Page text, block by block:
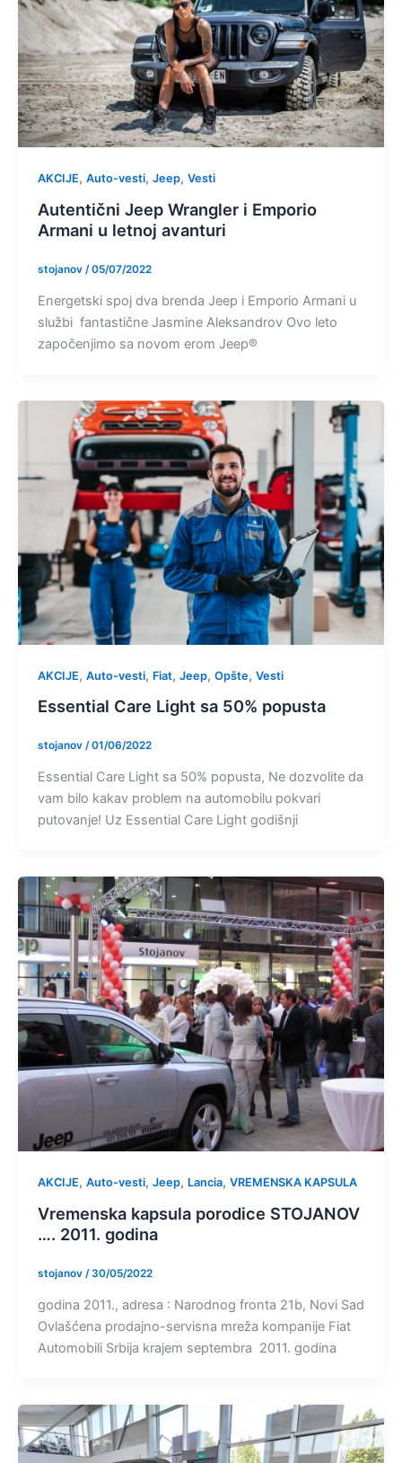
AKCIJE, Auto-vesti, Jeep, Vesti
Autentični Jeep Wrangler i Emporio
Armani u letnoj avanturi
stojanov /05/07/2022
Energetski spoj dva brenda Jeep i Emporio Armani u
službi fantastične Jasmine Aleksandrov Ovo leto
započenjimo sa novom erom Jeep®
AKCIJE, Auto-vesti, Fiat, Jeep, Opšte, Vesti
Essential Care Light sa 50% popusta
stojanov /01/06/2022
Essential Care Light sa 50% popusta, Ne dozvolite da
vam bilo kakav problem na automobilu pokvari
putovanje! Uz Essential Care Light godišnji
AKCIJE, Auto-vesti, Jeep, Lancia, VREMENSKA KAPSULA
Vremenska kapsula porodice STOJANOV
…. 2011. godina
stojanov /30/05/2022
godina 2011., adresa : Narodnog fronta 21b, Novi Sad
Ovlašćena prodajno-servisna mreža kompanije Fiat
Automobili Srbija krajem septembra 2011. godina